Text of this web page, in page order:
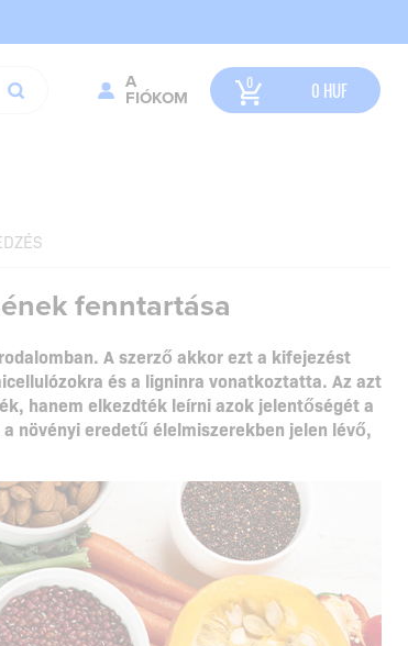
A
FIÓKOM
0 HUF
fenntartása
A szerző akkor ezt a kifejezést
és a ligninra vonatkoztatta. Az azt
hanem elkezdték leírni azok jelentőségét a
növényi eredetű élelmiszerekben jelen lévő,